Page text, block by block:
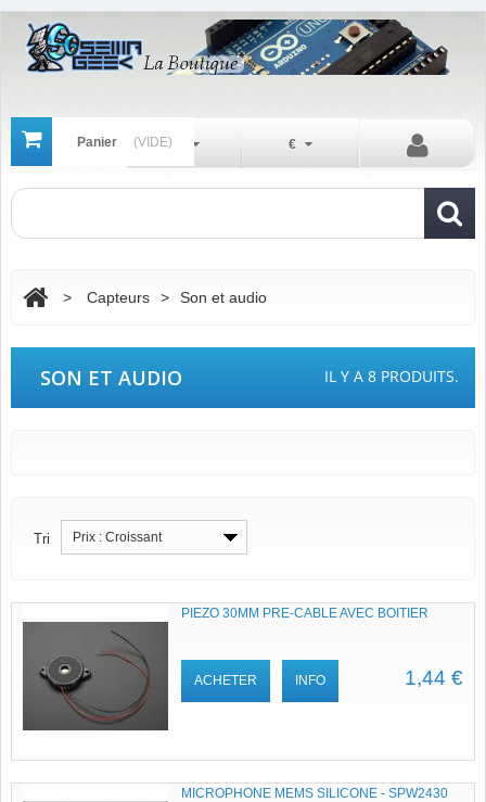
Panier (VIDE) €
Fr
> Capteurs > Son et audio
SON ET AUDIO IL Y A 8 PRODUITS.
Tri Prix : Croissant
PIEZO 30MM PRE-CABLE AVEC BOITIER
1,44 €
ACHETER INFO
MICROPHONE MEMS SILICONE - SPW2430